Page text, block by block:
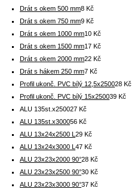
Drát s okem 500 mm8 Kč
Drát s okem 750 mm9 Kč
Drát s okem 1000 mm10 Kč
Drát s okem 1500 mm17 Kč
Drát s okem 2000 mm22 Kč
Drát s hákem 250 mm7 Kč
Profil ukonč. PVC bílý 12,5x250028 Kč
Profil ukonč. PVC bílý 15x250039 Kč
ALU 135st.x250027 Kč
ALU 135st.x300056 Kč
ALU 13x24x2500 L 29 Kč
ALU 13x24x3000 L 47 Kč
ALU 23x23x2000 90°28 Kč
ALU 23x23x2500 90°30 Kč
ALU 23x23x3000 90°37 Kč